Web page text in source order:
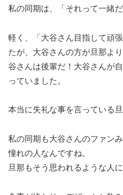
私の同期は、「それって一緒
軽く、「大谷さん目指して頑
たが、大谷さんの方が旦那よ
谷さんは後輩だ！大谷さんが
っていました。
本当に失礼な事を言っている旦
私の同期も大谷さんのファン
憧れの人なんですね。
旦那もそう思われるような人